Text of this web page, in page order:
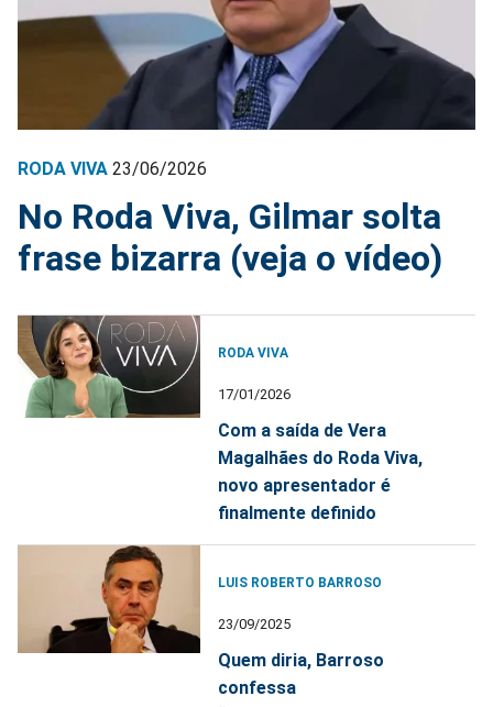
RODA VIVA 23/06/2026
No Roda Viva, Gilmar solta
frase bizarra (veja o vídeo)
RODA VIVA
17/01/2026
Com a saída de Vera
Magalhães do Roda Viva,
novo apresentador é
finalmente definido
LUIS ROBERTO BARROSO
23/09/2025
Quem diria, Barroso
confessa